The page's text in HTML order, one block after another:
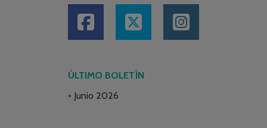
ÚLTIMO BOLETÍN
Junio 2026